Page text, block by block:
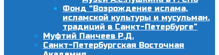
Фонд “Возрождение ислама,
исламской культуры и мусульман.
традиций в Санкт-Петербурге”
Муфтий Панчеев Р.Д.
Санкт-Петербургская Восточная